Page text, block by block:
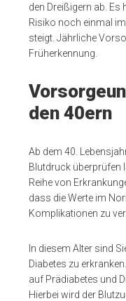
den Dreißigern ab.
Risiko noch einmal
steigt. Jährliche
Früherkennung.
den 40ern
Ab dem 40.
Blutdruck überprüfen
Reihe von
dass die Werte im
Komplikationen zu
In diesem Alter sind
Diabetes zu
auf Prädiabetes und
Hierbei wird der